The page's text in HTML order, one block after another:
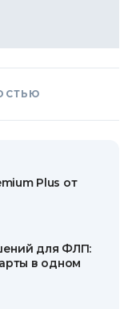
Plus от
для ФЛП:
в одном